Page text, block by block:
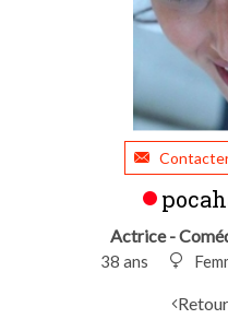
Actrice -
38 ans